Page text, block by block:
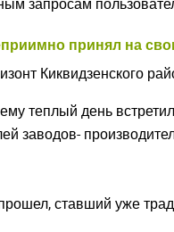
принял на
Киквидзенского
теплый день
заводов-
ставший уже